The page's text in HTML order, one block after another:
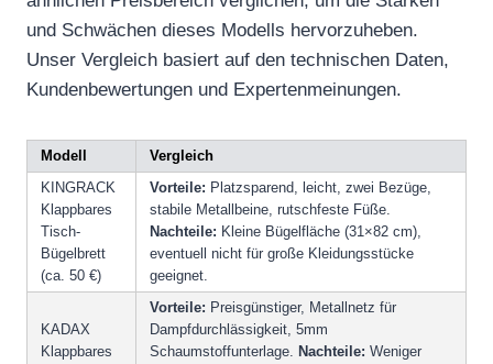
und Schwächen dieses Modells hervorzuheben.
Unser Vergleich basiert auf den technischen Daten,
Kundenbewertungen und Expertenmeinungen.
Modell
Vergleich
KINGRACK
Klappbares
Tisch-
Bügelbrett
(ca. 50 €)
Vorteile: Platzsparend, leicht, zwei Bezüge,
stabile Metallbeine, rutschfeste Füße.
Nachteile: Kleine Bügelfläche (31×82 cm),
eventuell nicht für große Kleidungsstücke
geeignet.
KADAX
Klappbares
Vorteile: Preisgünstiger, Metallnetz für
Dampfdurchlässigkeit, 5mm
Schaumstoffunterlage. Nachteile: Weniger